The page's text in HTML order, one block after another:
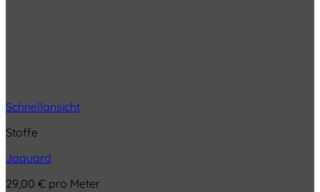
Schnellansicht
Stoffe
Jaquard
29,00 € pro Meter